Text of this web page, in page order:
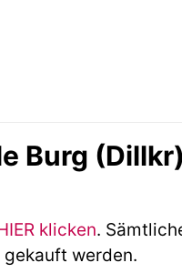
Burg
klicken.
werden.